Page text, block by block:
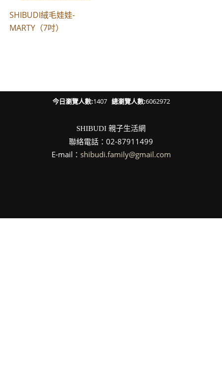
SHIBUDI絨毛娃娃-
MARTY（7吋）
今日瀏覽人數:1407 總瀏覽人數:6062972
SHIBUDI 親子生活網
聯絡電話：02-87911499
E-mail： shibudi.family@gmail.com